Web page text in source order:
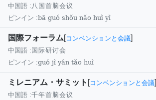
中国語 : 八国首脑会议
ピンイン :bā guó shǒu nǎo huì yì
国際フォーラム[コンベンションと会議]
中国語 : 国际研讨会
ピンイン :guó jì yán tǎo huì
ミレニアム・サミット [コンベンションと会議]
中国語 :千年首脑会议